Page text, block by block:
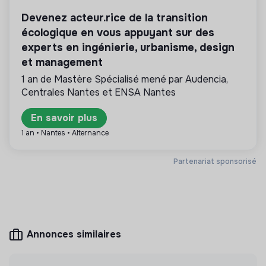
exclusivement tournés vers les enjeux de la
transformation écologique et solidaire.
Plus d'informations
Site internet
< 15 personnes
interne.
Partenariat sponsorisé
Devenez acteur.rice de la transition
écologique en vous appuyant sur des
experts en ingénierie, urbanisme, design
et management
1 an de Mastère Spécialisé mené par Audencia,
Centrales Nantes et ENSA Nantes
En savoir plus
1 an • Nantes • Alternance
Annonces similaires